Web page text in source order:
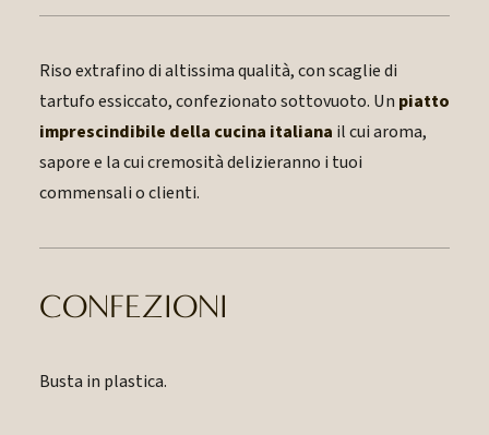
Riso extrafino di altissima qualità, con scaglie di
tartufo essiccato, confezionato sottovuoto. Un piatto
imprescindibile della cucina italiana il cui aroma,
sapore e la cui cremosità delizieranno i tuoi
commensali o clienti.
CONFEZIONI
Busta in plastica.